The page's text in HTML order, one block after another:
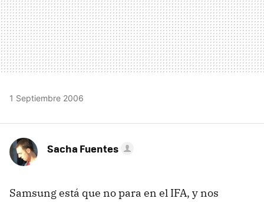
1 Septiembre 2006
Sacha Fuentes
Samsung está que no para en el IFA, y nos